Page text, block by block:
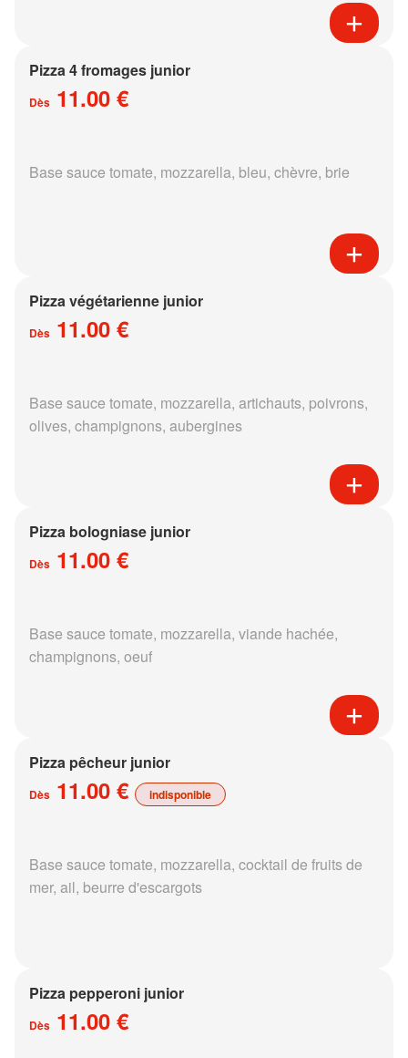
Pizza 4 fromages junior
Dès 11.00 €
Base sauce tomate, mozzarella, bleu, chèvre, brie
Pizza végétarienne junior
Dès 11.00 €
Base sauce tomate, mozzarella, artichauts, poivrons,
olives, champignons, aubergines
Pizza bologniase junior
Dès 11.00 €
Base sauce tomate, mozzarella, viande hachée,
champignons, oeuf
Pizza pêcheur junior
Dès 11.00 € indisponible
Base sauce tomate, mozzarella, cocktail de fruits de
mer, ail, beurre d'escargots
Pizza pepperoni junior
Dès 11.00 €